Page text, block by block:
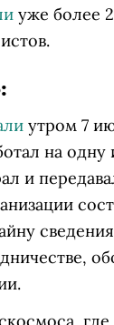
уже более
утром 7
на одну
и